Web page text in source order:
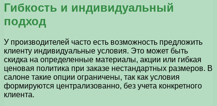
Гибкость и индивидуальный
подход
У производителей часто есть возможность предложить
клиенту индивидуальные условия. Это может быть
скидка на определенные материалы, акции или гибкая
ценовая политика при заказе нестандартных размеров. В
салоне такие опции ограничены, так как условия
формируются централизованно, без учета конкретного
клиента.